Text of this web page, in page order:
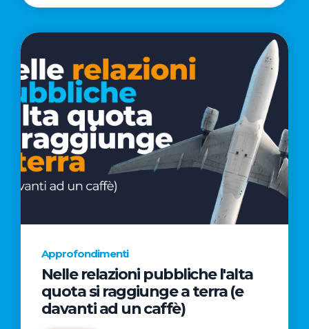
Approfondimenti
Nelle relazioni pubbliche l'alta
quota si raggiunge a terra (e
davanti ad un caffè)